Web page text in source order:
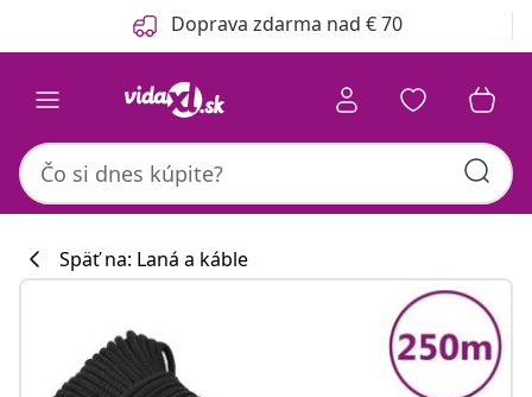
Predchádzajúce Doprava zdarma nad € 70
Späť na: Laná a káble